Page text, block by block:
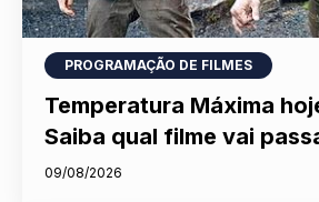
PROGRAMAÇÃO DE FILMES
Temperatura Máxima
Saiba qual filme vai
09/08/2026